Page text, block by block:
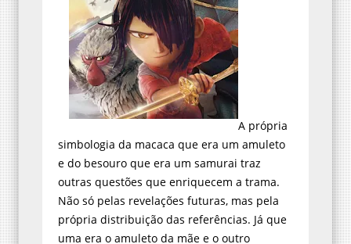
simbologia da macaca que era um amuleto
e do besouro que era um samurai traz
outras questões que enriquecem a trama.
Não só pelas revelações futuras, mas pela
própria distribuição das referências. Já que
uma era o amuleto da mãe e o outro
aprendiz do pai.